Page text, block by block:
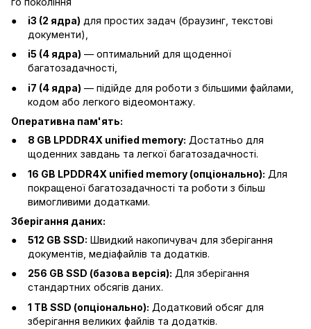
i3 (2 ядра) для простих задач (браузинг, текстові
документи),
i5 (4 ядра) — оптимальний для щоденної
багатозадачності,
i7 (4 ядра) — підійде для роботи з більшими файлами,
кодом або легкого відеомонтажу.
Оперативна пам'ять:
8 GB LPDDR4X unified memory: Достатньо для
щоденних завдань та легкої багатозадачності.
16 GB LPDDR4X unified memory (опціонально): Для
покращеної багатозадачності та роботи з більш
вимогливими додатками.
Зберігання даних:
512 GB SSD: Швидкий накопичувач для зберігання
документів, медіафайлів та додатків.
256 GB SSD (базова версія): Для зберігання
стандартних обсягів даних.
1 TB SSD (опціонально): Додатковий обсяг для
зберігання великих файлів та додатків.